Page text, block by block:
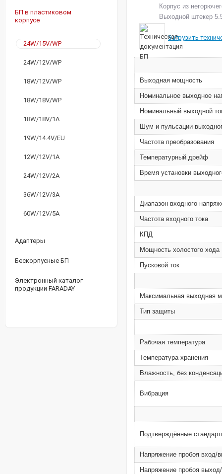
БП в пластиковом
корпусе
24W/15V/WP
24W/12V/WP
18W/12V/WP
18W/18V/WP
18W/18V/1A
19W/14.4V/EU
12W/12V/1A
24W/12V/2A
36W/12V/3A
60W/12V/5A
Адаптеры
Бескорпусные БП
Электронный каталог
продукции FARADAY
Корпус из
Выходной штекер
Загрузить
Выходная мощность
Номинальное выходное
Номинальный выходной
Шум и пульсации
Частота преобразования
Температурный дрейф
Время установки
Диапазон входного
Частота входного тока
КПД
Мощность холостого хода
Пусковой ток
Максимальная выходная
Тип защиты
Рабочая температура
Температура хранения
Влажность, без
Вибрация
Подтверждённые
Напряжение пробоя вход/
Напряжение пробоя